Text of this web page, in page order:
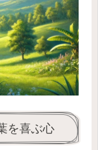
を喜ぶ心